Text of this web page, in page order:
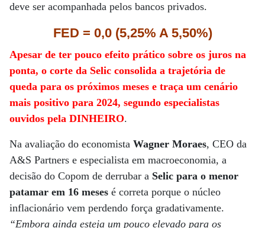
deve ser acompanhada pelos bancos privados.
FED = 0,0 (5,25% A 5,50%)
Apesar de ter pouco efeito prático sobre os juros na
ponta, o corte da Selic consolida a trajetória de
queda para os próximos meses e traça um cenário
mais positivo para 2024, segundo especialistas
ouvidos pela DINHEIRO.
Na avaliação do economista Wagner Moraes, CEO da
A&S Partners e especialista em macroeconomia, a
decisão do Copom de derrubar a Selic para o menor
patamar em 16 meses é correta porque o núcleo
inflacionário vem perdendo força gradativamente.
“Embora ainda esteja um pouco elevado para os